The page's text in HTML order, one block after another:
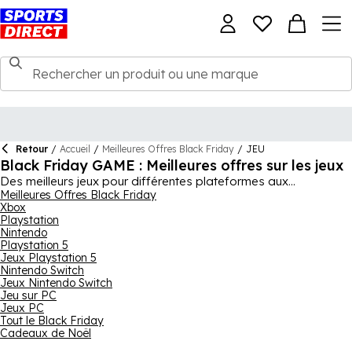
Retour / Accueil / Meilleures Offres Black Friday / JEU
Black Friday GAME : Meilleures offres sur les jeux
Des meilleurs jeux pour différentes plateformes aux
accessoires pour votre installation, vous pouvez trouver une
gamme de produits dans nos choix de premier plan pour le
Black Friday 2024. GAME de Sports Direct a beaucoup à offrir,
que vous fassiez du shopping pour vous-même ou pour un
être cher, alors pourquoi ne pas profiter de nos offres du
Black Friday ? Découvrez les offres de télévision du Black
Friday, les jeux populaires, l'électronique, les accessoires et
plus encore, ce qui signifie que vous pouvez offrir à un être
cher (ou à vous-même) un nouvel divertissement passionnant
ce Black Friday.
Meilleures Offres Black Friday
Xbox
Playstation
Nintendo
Playstation 5
Jeux Playstation 5
Nintendo Switch
Jeux Nintendo Switch
Jeu sur PC
Jeux PC
Tout le Black Friday
Cadeaux de Noël